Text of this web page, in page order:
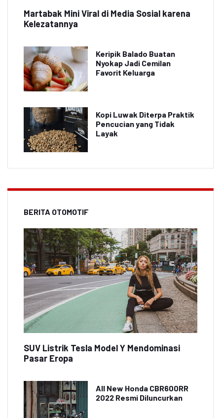
Martabak Mini Viral di Media Sosial karena
Kelezatannya
Keripik Balado Buatan
Nyokap Jadi Cemilan
Favorit Keluarga
Kopi Luwak Diterpa Praktik
Pencucian yang Tidak
Layak
BERITA OTOMOTIF
SUV Listrik Tesla Model Y Mendominasi
Pasar Eropa
All New Honda CBR600RR
2022 Resmi Diluncurkan